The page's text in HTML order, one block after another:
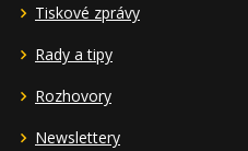
Tiskové zprávy
Rady a tipy
Rozhovory
Newslettery